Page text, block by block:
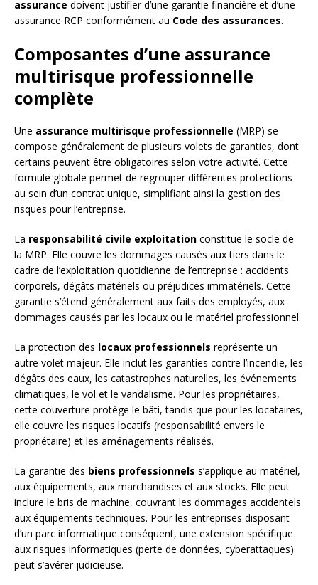
assurance doivent justifier d’une garantie financière et d’une
assurance RCP conformément au Code des assurances.
Composantes d’une assurance
multirisque professionnelle
complète
Une assurance multirisque professionnelle (MRP) se
compose généralement de plusieurs volets de garanties, dont
certains peuvent être obligatoires selon votre activité. Cette
formule globale permet de regrouper différentes protections
au sein d’un contrat unique, simplifiant ainsi la gestion des
risques pour l’entreprise.
La responsabilité civile exploitation constitue le socle de
la MRP. Elle couvre les dommages causés aux tiers dans le
cadre de l’exploitation quotidienne de l’entreprise : accidents
corporels, dégâts matériels ou préjudices immatériels. Cette
garantie s’étend généralement aux faits des employés, aux
dommages causés par les locaux ou le matériel professionnel.
La protection des locaux professionnels représente un
autre volet majeur. Elle inclut les garanties contre l’incendie, les
dégâts des eaux, les catastrophes naturelles, les événements
climatiques, le vol et le vandalisme. Pour les propriétaires,
cette couverture protège le bâti, tandis que pour les locataires,
elle couvre les risques locatifs (responsabilité envers le
propriétaire) et les aménagements réalisés.
La garantie des biens professionnels s’applique au matériel,
aux équipements, aux marchandises et aux stocks. Elle peut
inclure le bris de machine, couvrant les dommages accidentels
aux équipements techniques. Pour les entreprises disposant
d’un parc informatique conséquent, une extension spécifique
aux risques informatiques (perte de données, cyberattaques)
peut s’avérer judicieuse.